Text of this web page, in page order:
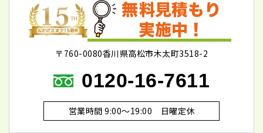
〒760-0080香川県高松市木太町3518-2
0120-16-7611
営業時間 9:00～19:00 日曜定休